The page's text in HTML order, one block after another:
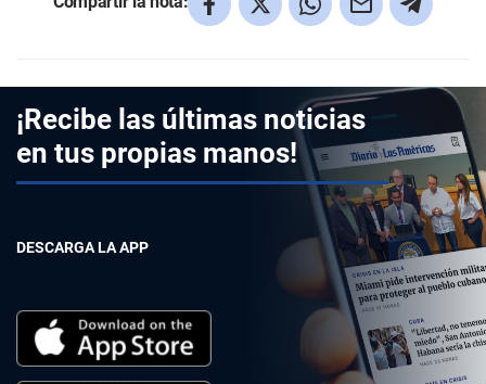
¡Recibe las últimas noticias
en tus propias manos!
DESCARGA LA APP